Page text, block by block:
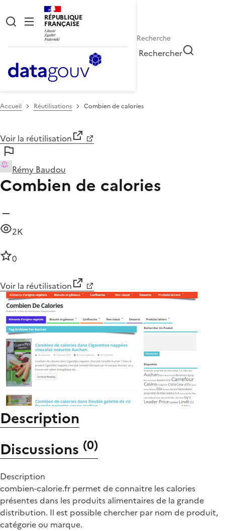
RÉPUBLIQUE
FRANÇAISE
Rechercher
Accueil Réutilisations Combien de calories
Voir la réutilisation
Rémy Baudou
Combien de calories
2K
0
Voir la réutilisation
Description
Discussions (0)
Description
combien-calorie.fr permet de connaitre les calories
présentes dans les produits alimentaires de la grande
distribution. Il est possible chercher par nom de produit,
catégorie ou marque.